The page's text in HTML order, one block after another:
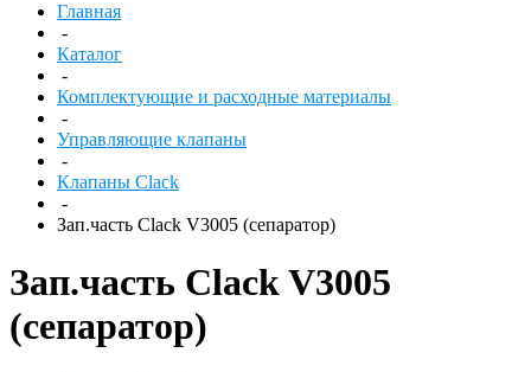
Главная
-
Каталог
-
Комплектующие и расходные материалы
-
Управляющие клапаны
-
Клапаны Clack
-
Зап.часть Clack V3005 (сепаратор)
Зап.часть Clack V3005
(сепаратор)